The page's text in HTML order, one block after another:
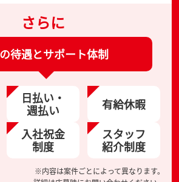
さらに
待遇とサポート体制
日払い・
週払い 有給休暇
入社祝金
制度
スタッフ
紹介制度
※内容は案件ごとによって異なります。